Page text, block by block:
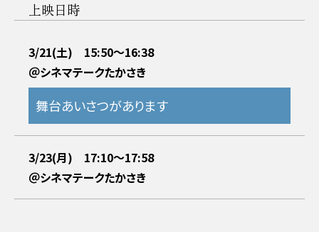
上映日時
3/21(土) 15:50～16:38
＠シネマテークたかさき
舞台あいさつがあります
3/23(月) 17:10～17:58
＠シネマテークたかさき